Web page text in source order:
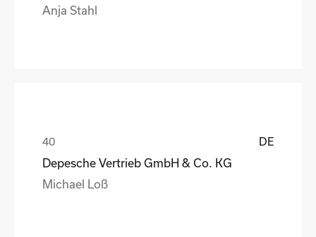
Anja Stahl
DE
Depesche Vertrieb GmbH & Co. KG
Michael Loß